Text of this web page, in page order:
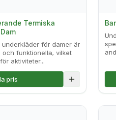
Termiska
underkläder för damer är
och funktionella, vilket
aktiviteter...
pris Lägg till i